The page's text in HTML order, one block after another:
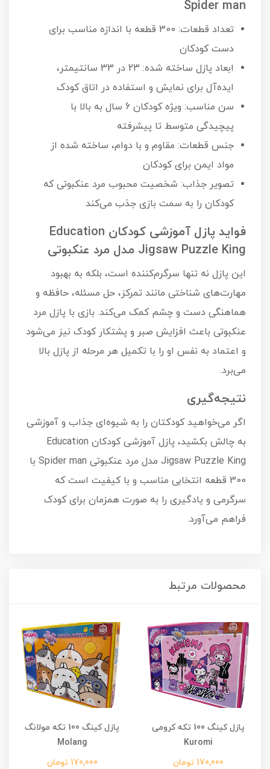
Spider man
تعداد قطعات: 300 قطعه با اندازه مناسب برای
دست کودکان
ابعاد پازل ساخته شده: 23 در 33 سانتیمتر،
ایده‌آل برای نمایش و استفاده در اتاق کودک
سن مناسب: ویژه کودکان 6 سال به بالا با
پیچیدگی متوسط تا پیشرفته
جنس قطعات: مقاوم و با دوام، ساخته شده از
مواد ایمن برای کودکان
تصویر جذاب: شخصیت محبوب مرد عنکبوتی که
کودکان را به سمت بازی جذب می‌کند
فواید پازل آموزشی کودکان Education
Jigsaw Puzzle King مدل مرد عنکبوتی
این پازل نه تنها سرگرم‌کننده است، بلکه به بهبود
مهارت‌های شناختی مانند تمرکز، حل مسئله، حافظه و
هماهنگی دست و چشم کمک می‌کند. بازی با پازل مرد
عنکبوتی باعث افزایش صبر و پشتکار کودک نیز می‌شود
و اعتماد به نفس او را با تکمیل هر مرحله از پازل بالا
می‌برد.
نتیجه‌گیری
اگر می‌خواهید کودکتان را به شیوه‌ای جذاب و آموزشی
به چالش بکشید، پازل آموزشی کودکان Education
Jigsaw Puzzle King مدل مرد عنکبوتی Spider man با
300 قطعه انتخابی مناسب و با کیفیت است که
سرگرمی و یادگیری را به صورت همزمان برای کودک
فراهم می‌آورد.
محصولات مرتبط
پازل کینگ 100 تکه کرومی
Kuromi
170,000 تومان
پازل کینگ 100 تکه مولانگ
Molang
170,000 تومان